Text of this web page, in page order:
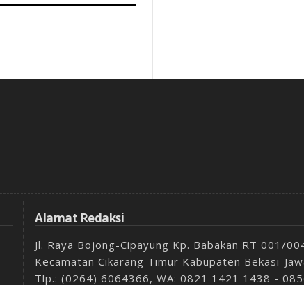
Alamat Redaksi
Jl. Raya Bojong-Cipayung Kp. Babakan RT 001/
Kecamatan Cikarang Timur Kabupaten Bekasi-
Tlp.: (0264) 6064366, WA: 0821 1421 1438 -